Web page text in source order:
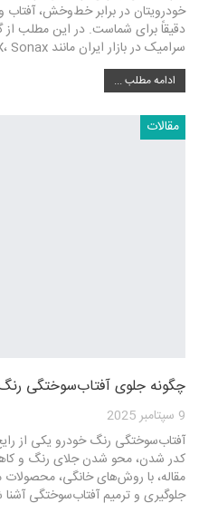
خودرویتان در برابر خط‌وخش، آفتاب
دقیقاً برای شماست. در این مطلب از
سرامیک در بازار ایران مانند SystemX، Sonax،…
ادامه مطلب ...
مقالات
چگونه جلوی آفتاب‌سوختگی رنگ
9 سپتامبر 2025
آفتاب‌سوختگی رنگ خودرو یکی از
کدر شدن، محو شدن جلای رنگ و
مقاله، با روش‌های خانگی،
جلوگیری و ترمیم آفتاب‌سوختگی